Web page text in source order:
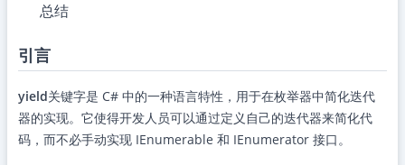
总结
引言
yield关键字是 C# 中的一种语言特性，用于在枚举器中简化迭代
器的实现。它使得开发人员可以通过定义自己的迭代器来简化代
码，而不必手动实现 IEnumerable 和 IEnumerator 接口。